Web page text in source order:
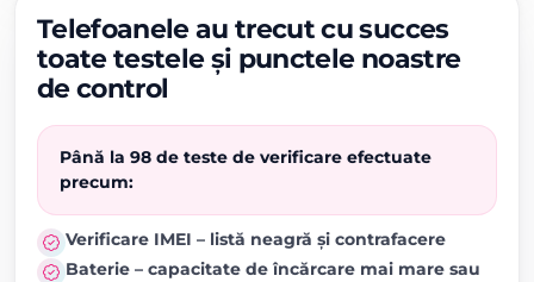
Telefoanele au trecut cu succes
toate testele și punctele noastre
de control
Până la 98 de teste de verificare efectuate
precum:
Verificare IMEI – listă neagră și contrafacere
Baterie – capacitate de încărcare mai mare sau